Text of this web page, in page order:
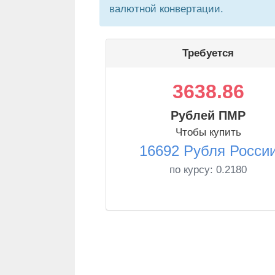
валютной конвертации.
Требуется
3638.86
Рублей ПМР
Чтобы купить
16692 Рубля
по курсу: 0.2180